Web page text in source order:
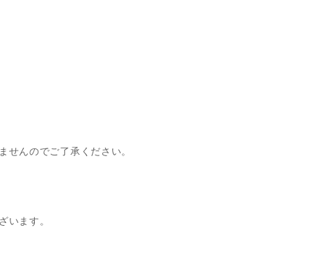
せんのでご了承ください。
います。